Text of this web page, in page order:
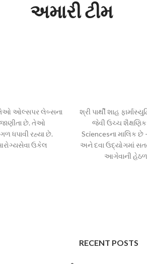
અમારી ટીમ
તેઓ ઓલ્સપર લેબ્સના
જાણીતા છે. તેઓ
ધપાવી રહ્યા છે.
ઉકેલ
શ્રી પાર્થી શાહ
જેવી ઉચ્ચ
Sciencesના માલિક
અને દવા ઉદ્યોગમાં
આગેવાની હેઠળ
RECENT POSTS